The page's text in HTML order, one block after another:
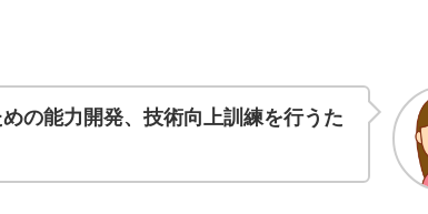
の能力開発、技術向上訓練を行うた